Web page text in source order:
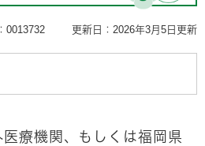
0013732 更新日：2026年3月5日更新
療機関、もしくは福岡県